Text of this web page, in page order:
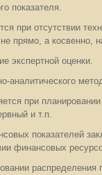
показателя.
при отсутствии
прямо, а косвенно,
экспертной оценки.
аналитического
при
и т.п.
показателей
финансовых